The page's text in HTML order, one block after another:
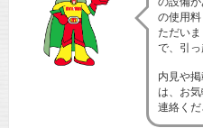
の使用料
ただい
で、引っ
内見や
は、お
連絡くだ